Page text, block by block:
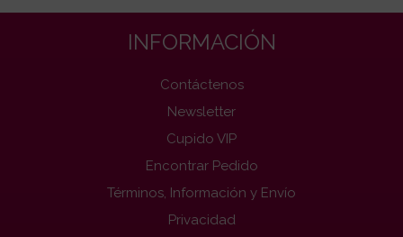
INFORMACIÓN
Contáctenos
Newsletter
Cupido VIP
Encontrar Pedido
Términos, Información y Envío
Privacidad